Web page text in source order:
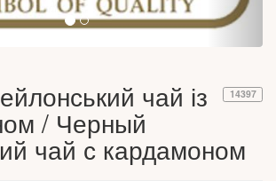
14397
чай із
/ Черный
чай с кардамоном